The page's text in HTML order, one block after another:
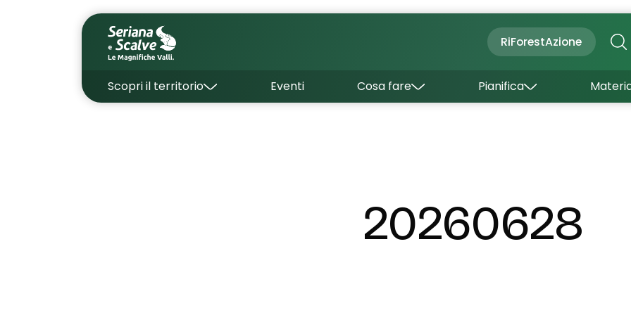
RiForestAzione
Scopri il territorio Eventi Cosa fare
Con bambini
Pianifica
Dove dormire
Come arrivare
Come muoversi
20260628